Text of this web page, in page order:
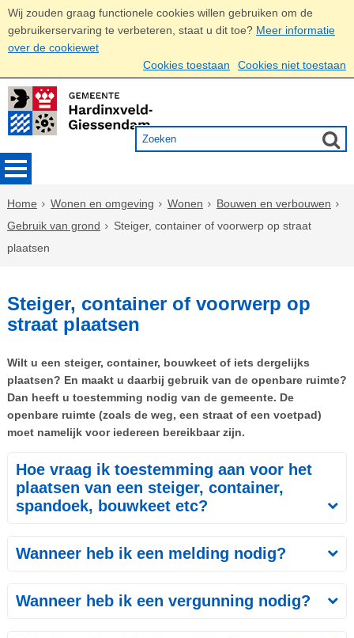
Wij zouden graag functionele cookies willen gebruiken om de
gebruikerservaring te verbeteren, staat u dit toe? Meer informatie
over de cookiewet
Cookies toestaan
Cookies niet toestaan
Home Wonen en omgeving Wonen
Bouwen en verbouwen
Gebruik van grond
Steiger, container of voorwerp op straat
plaatsen
Steiger, container of voorwerp op
straat plaatsen
Wilt u een steiger, container, bouwkeet of iets dergelijks
plaatsen? En maakt u daarbij gebruik van de openbare ruimte?
Dan heeft u toestemming nodig van de gemeente. De
openbare ruimte (zoals de weg, een straat of een voetpad)
moet namelijk voor iedereen bereikbaar zijn.
Hoe vraag ik toestemming aan voor het
plaatsen van een steiger, container,
spandoek, bouwkeet etc?
Wanneer heb ik een melding nodig?
Wanneer heb ik een vergunning nodig?